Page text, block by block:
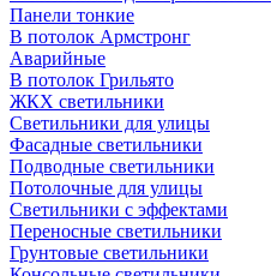
Панели тонкие
В потолок Армстронг
Аварийные
В потолок Грильято
ЖКХ светильники
Светильники для улицы
Фасадные светильники
Подводные светильники
Потолочные для улицы
Светильники с эффектами
Переносные светильники
Грунтовые светильники